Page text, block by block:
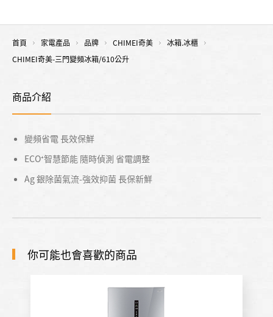
首頁 家電產品 品牌 CHIMEI奇美
冰箱.冰櫃
CHIMEI奇美-三門變頻冰箱/610公升
商品介紹
變頻省電 長效保鮮
ECO⁺智慧節能 隨時偵測 省電調整
Ag 銀除菌氣流-強效抑菌 長保新鮮
你可能也會喜歡的商品